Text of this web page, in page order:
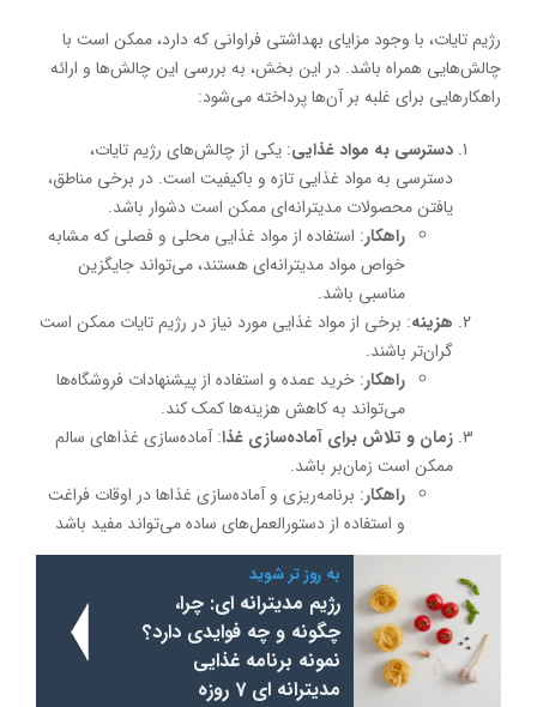
رژیم تایات، با وجود مزایای بهداشتی فراوانی که دارد، ممکن است با
چالش‌هایی همراه باشد. در این بخش، به بررسی این چالش‌ها و ارائه
راهکارهایی برای غلبه بر آن‌ها پرداخته می‌شود:
دسترسی به مواد غذایی: یکی از چالش‌های رژیم تایات،
دسترسی به مواد غذایی تازه و باکیفیت است. در برخی مناطق،
یافتن محصولات مدیترانه‌ای ممکن است دشوار باشد.
راهکار: استفاده از مواد غذایی محلی و فصلی که مشابه
خواص مواد مدیترانه‌ای هستند، می‌تواند جایگزین
مناسبی باشد.
هزینه: برخی از مواد غذایی مورد نیاز در رژیم تایات ممکن است
گران‌تر باشند.
راهکار: خرید عمده و استفاده از پیشنهادات فروشگاه‌ها
می‌تواند به کاهش هزینه‌ها کمک کند.
زمان و تلاش برای آماده‌سازی غذا: آماده‌سازی غذاهای سالم
ممکن است زمان‌بر باشد.
راهکار: برنامه‌ریزی و آماده‌سازی غذاها در اوقات فراغت
و استفاده از دستورالعمل‌های ساده می‌تواند مفید باشد
به روز تر شوید
رژیم مدیترانه ای: چرا،
چگونه و چه فوایدی دارد؟
نمونه برنامه غذایی
مدیترانه ای 7 روزه